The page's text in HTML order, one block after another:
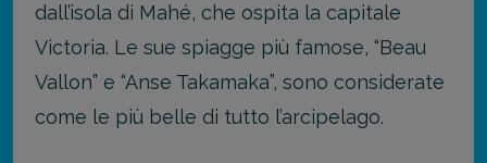
dall’isola di Mahé, che ospita la capitale
Victoria. Le sue spiagge più famose, “Beau
Vallon” e “Anse Takamaka”, sono considerate
come le più belle di tutto l’arcipelago.